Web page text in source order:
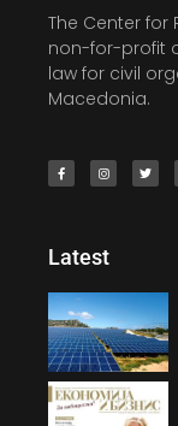
The Center for
non-for-profit
law for civil
Macedonia.
Latest